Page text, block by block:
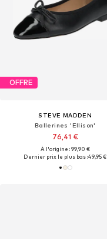
OFFRE
STEVE MADDEN
Ballerines 'Ellison'
76,41 €
À l'origine : 99,90 €
Dernier prix le plus bas :49,95 €